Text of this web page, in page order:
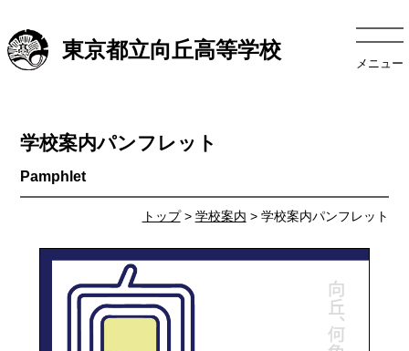
東京都立向丘高等学校
メニュー
トップ> 学校案内 > 学校案内パンフレット
学校案内パンフレット